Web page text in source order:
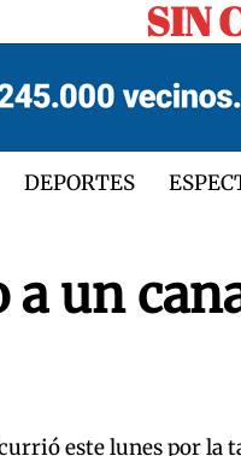
SIN
DEPORTES
a un
este lunes por la